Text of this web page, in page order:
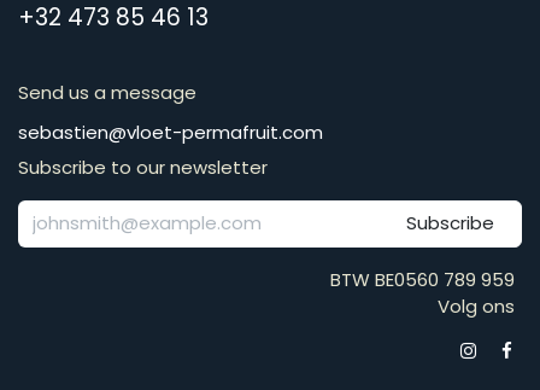
​​​​​​​​​​​​​​​​​​​​​​​+​3​2​ ​4​7​3​ ​8​5​ ​4​6​ ​1​3
Send us a message
​​​​​​​​​​​​​​​​​​​​​​​​​​​​s​e​b​a​s​t​i​e​n​@​v​l​o​e​t​-​p​e​r​m​a​f​r​u​it​.​c​o​m
Subscribe to our newsletter
Subscribe
BTW BE0560 789 959
Volg ons